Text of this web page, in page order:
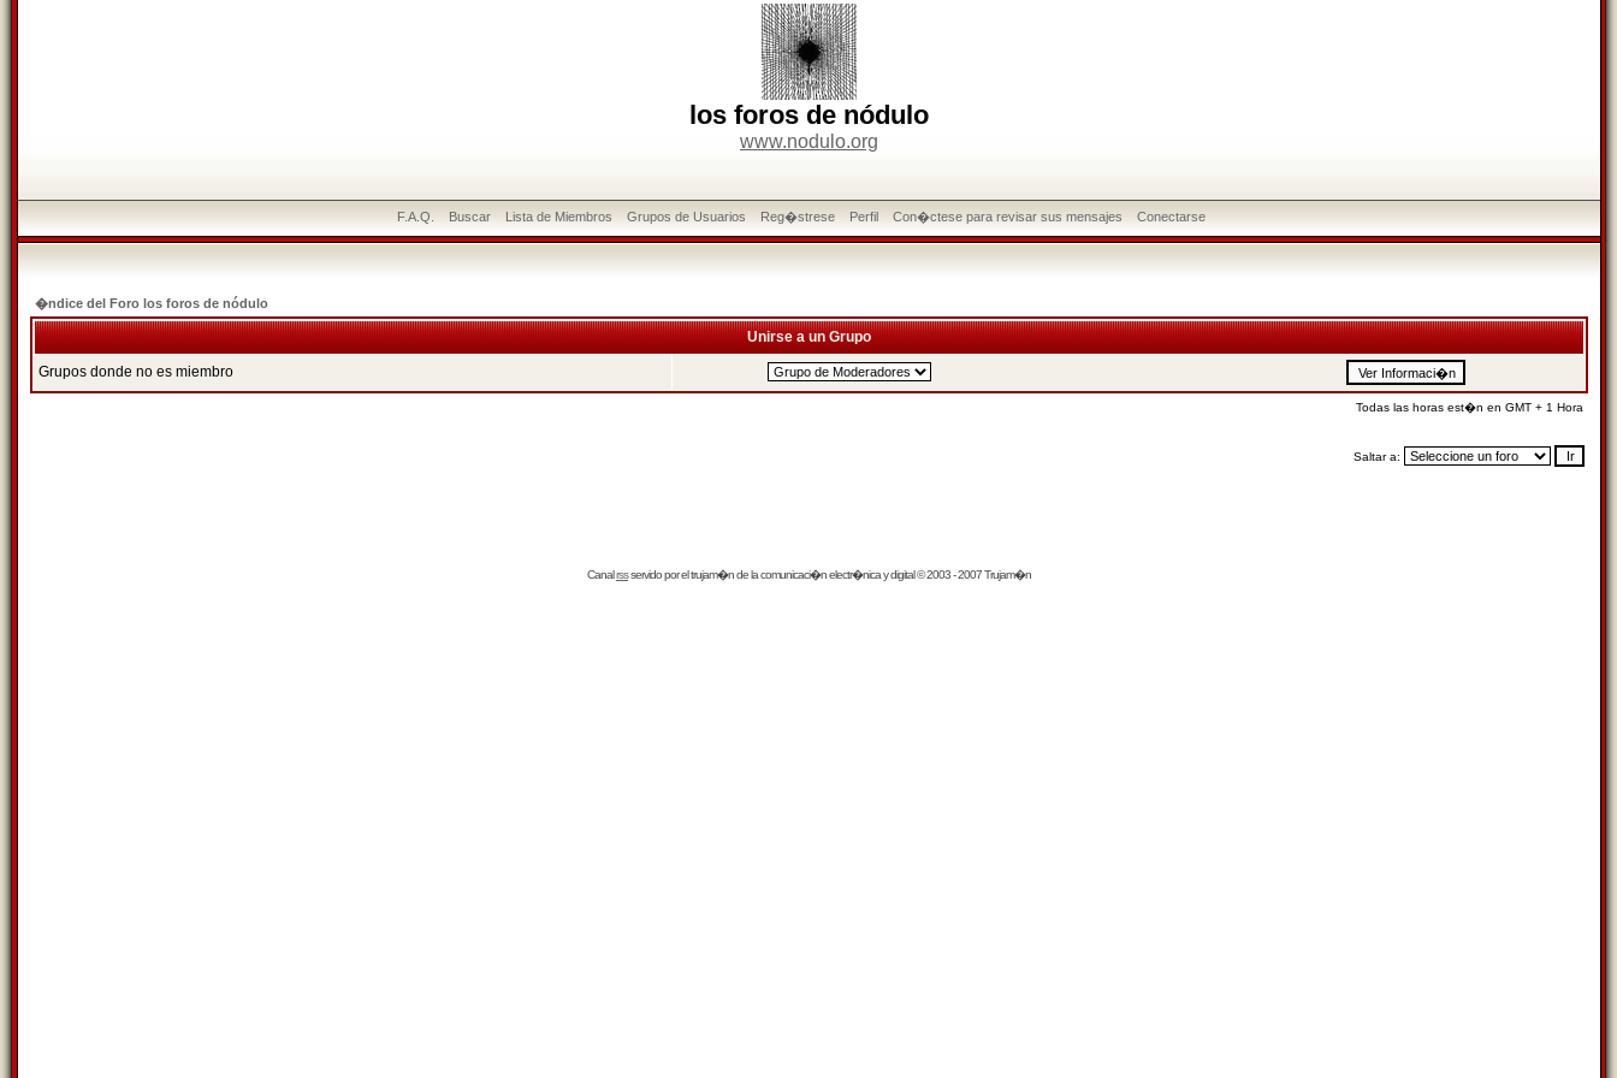
los foros de nódulo
www.nodulo.org
F.A.Q. Buscar Lista de Miembros Grupos de Usuarios Reg�strese Perfil Con�ctese para revisar sus mensajes Conectarse
�ndice del Foro los foros de nódulo
Unirse a un Grupo
Grupos donde no es miembro
Todas las horas est�n en GMT + 1 Hora
Saltar a:
Canalrssservido por eltrujam�nde la comunicaci�n electr�nica y digital © 2003 - 2007 Trujam�n